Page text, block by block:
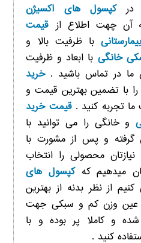
درکپسول های اکسیژن
چهت اطلاع از قیمت
با ظرفیت بالا و
خانگی با ابعاد و ظرفیت
ما در تماس باشید .خرید
با تضمین بهترین قیمت و
ما تجربه کنید .قیمت خرید
و خانگی را می توانید با
و پس از مشورت با
محصولی را انتخاب
میدهیم کهکپسول های
از نظر بدنه از بهترین
عین وزن کم و سبکی جهت
و کاملا پر بوده و با
کنید .